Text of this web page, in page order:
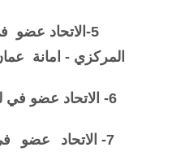
5-الاتحاد
المركزي - امانة
6- الاتحاد عضو في لجنة سلطة وادي الاردن
7- الاتحاد